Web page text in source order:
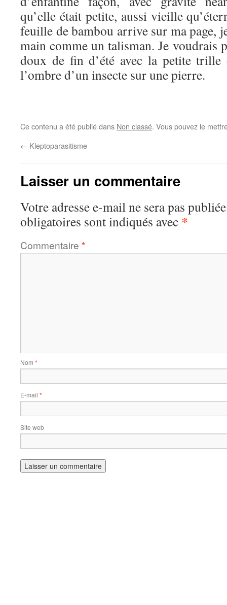
qu’elle était petite, aussi vieille
feuille de bambou arrive sur ma page,
main comme un talisman. Je voudrais
doux de fin d’été avec la petite
l’ombre d’un insecte sur une pierre.
Ce contenu a été publié dans Non classé. Vous pouvez le
← Kleptoparasitisme
Laisser un commentaire
Votre adresse e-mail ne sera pas
obligatoires sont indiqués avec *
Commentaire *
Nom *
E-mail *
Site web